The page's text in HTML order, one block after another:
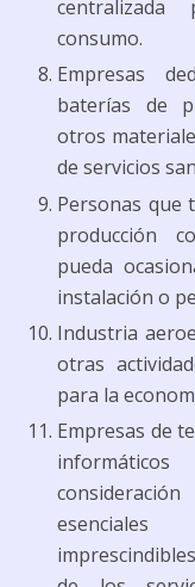
consumo.
Empresas
baterías de
otros
de servicios
Personas que
producción
pueda
instalación o
Industria
otras
para la
Empresas de